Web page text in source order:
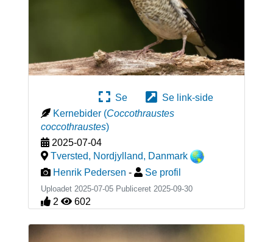
Se
Se link-side
Kernebider (Coccothraustes
coccothraustes)
2025-07-04
Tversted, Nordjylland, Danmark
Henrik Pedersen - Se profil
Uploadet 2025-07-05 Publiceret 2025-09-30
2 602